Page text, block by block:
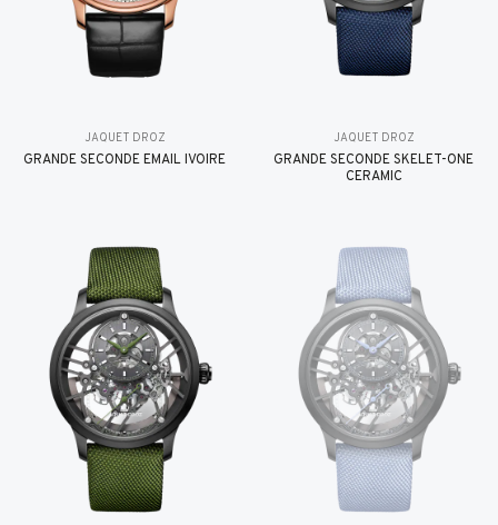
JAQUET DROZ
GRANDE SECONDE EMAIL IVOIRE
JAQUET DROZ
GRANDE SECONDE SKELET-ONE
CERAMIC